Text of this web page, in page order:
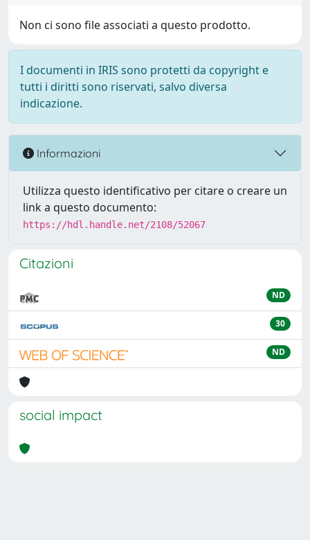
Non ci sono file associati a questo prodotto.
I documenti in IRIS sono protetti da copyright e
tutti i diritti sono riservati, salvo diversa
indicazione.
Informazioni
Utilizza questo identificativo per citare o creare un
link a questo documento:
https://hdl.handle.net/2108/52067
Citazioni
ND
30
ND
social impact